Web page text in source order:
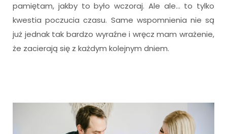
pamiętam, jakby to było wczoraj. Ale ale… to tylko
kwestia poczucia czasu. Same wspomnienia nie są
już jednak tak bardzo wyraźne i wręcz mam wrażenie,
że zacierają się z każdym kolejnym dniem.